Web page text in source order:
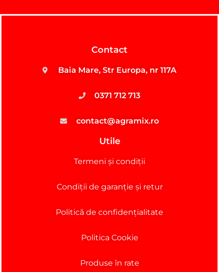
Contact
Baia Mare, Str Europa, nr 117A
0371 712 713
contact@agramix.ro
Utile
Termeni și condiții
Condiții de garanție și retur
Politică de confidențialitate
Politica Cookie
Produse în rate